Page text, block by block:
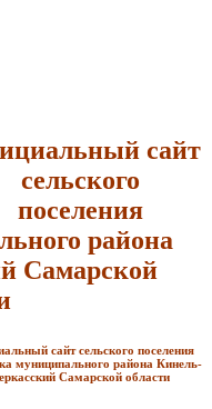
сайт
сельского
поселения
района
Самарской
сайт сельского поселения
муниципального района Кинель-
Самарской области